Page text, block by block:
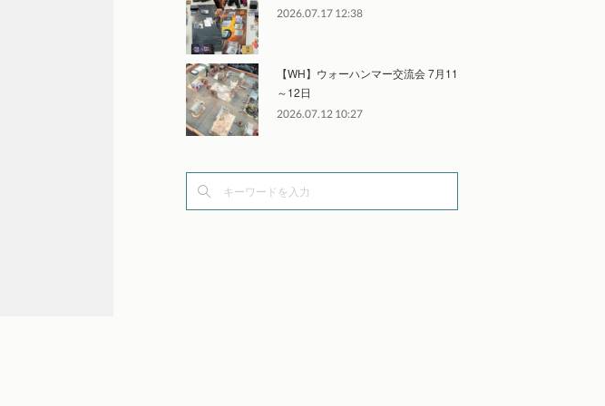
2026.07.17 12:38
【WH】ウォーハンマー交流会 7月11
～12日
2026.07.12 10:27